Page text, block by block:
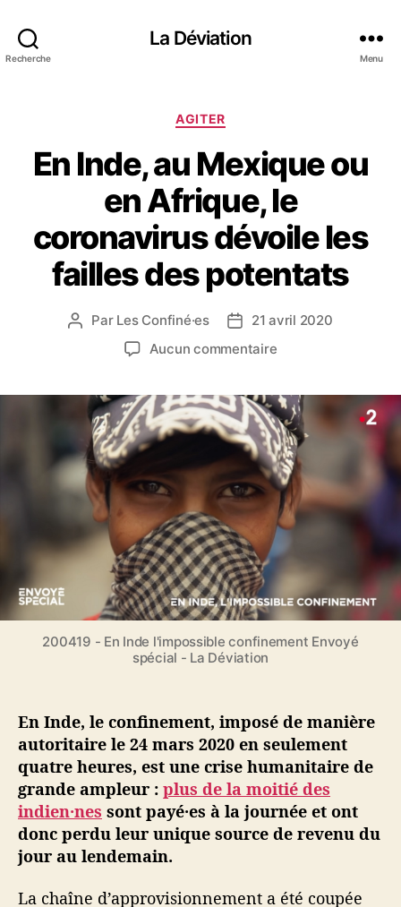
Recherche
La Déviation
Menu
C
t
é
g
o
r
i
e
s
AGITER
En Inde, au Mexique ou
en Afrique, le
coronavirus dévoile les
failles des potentats
A
u
e
’
r
t
e
Par Les Confiné·es
D
d
e
l
a
r
t
i
c
l
e
21 avril 2020
Aucun commentaires
E
n
I
n
d
e
,
M
e
x
i
o
u
e
n
A
f
r
u
200419 - En Inde l'impossible confinement Envoyé
spécial - La Déviation
En Inde, le confinement, imposé de manière
autoritaire le 24 mars 2020 en seulement
quatre heures, est une crise humanitaire de
grande ampleur : plus de la moitié des
indien·nes sont payé·es à la journée et ont
donc perdu leur unique source de revenu du
jour au lendemain.
La chaîne d’approvisionnement a été coupée